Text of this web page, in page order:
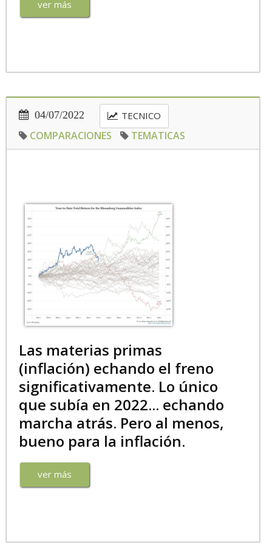
ver más
04/07/2022 TECNICO
COMPARACIONES TEMATICAS
Las materias primas
(inflación) echando el freno
significativamente. Lo único
que subía en 2022... echando
marcha atrás. Pero al menos,
bueno para la inflación.
ver más